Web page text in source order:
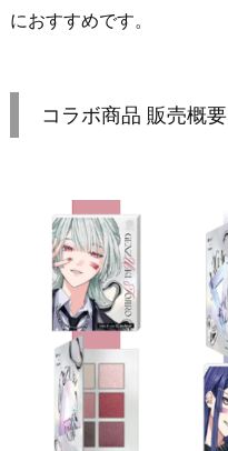
におすすめです。
コラボ商品 販売概要